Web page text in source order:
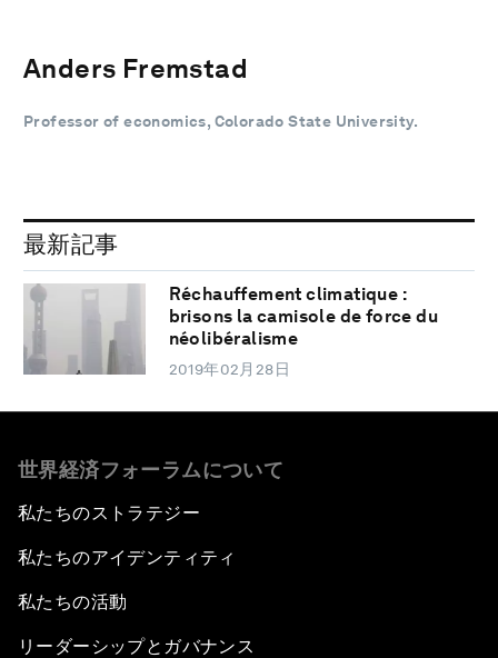
Anders Fremstad
Professor of economics, Colorado State University.
最新記事
Réchauffement climatique :
brisons la camisole de force du
néolibéralisme
2019年02月28日
世界経済フォーラムについて
私たちのストラテジー
私たちのアイデンティティ
私たちの活動
リーダーシップとガバナンス